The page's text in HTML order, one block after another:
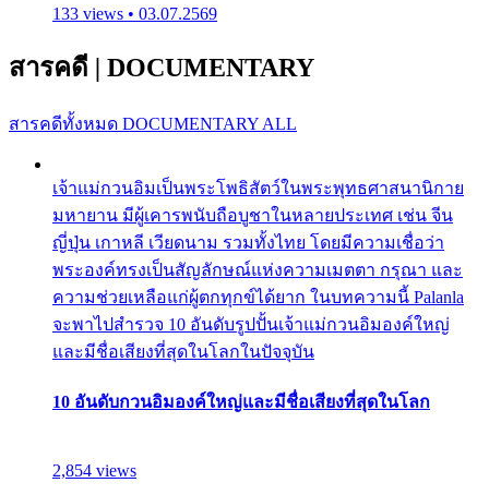
133 views • 03.07.2569
สารคดี | DOCUMENTARY
สารคดีทั้งหมด DOCUMENTARY ALL
เจ้าแม่กวนอิมเป็นพระโพธิสัตว์ในพระพุทธศาสนานิกาย
มหายาน มีผู้เคารพนับถือบูชาในหลายประเทศ เช่น จีน
ญี่ปุ่น เกาหลี เวียดนาม รวมทั้งไทย โดยมีความเชื่อว่า
พระองค์ทรงเป็นสัญลักษณ์แห่งความเมตตา กรุณา และ
ความช่วยเหลือแก่ผู้ตกทุกข์ได้ยาก ในบทความนี้ Palanla
จะพาไปสำรวจ 10 อันดับรูปปั้นเจ้าแม่กวนอิมองค์ใหญ่
และมีชื่อเสียงที่สุดในโลกในปัจจุบัน
10 อันดับกวนอิมองค์ใหญ่และมีชื่อเสียงที่สุดในโลก
2,854 views